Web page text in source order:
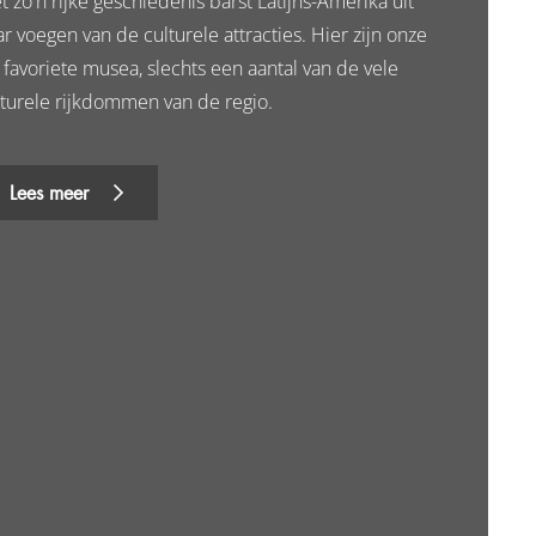
voegen van de culturele attracties. Hier zijn onze
musea, slechts een aantal van de vele
rijkdommen van de regio.
Lees meer